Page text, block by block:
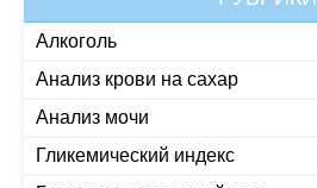
Алкоголь
Анализ крови на сахар
Анализ мочи
Гликемический индекс